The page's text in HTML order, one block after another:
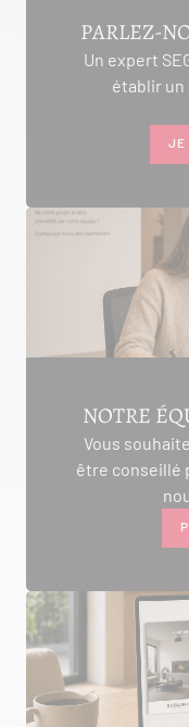
PARLEZ-
Un expert
établir un
JE
NOTRE
Vous
être conseillé